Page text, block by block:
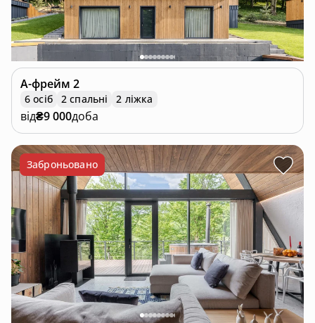
А-фрейм 2
6 осіб 2 спальні 2 ліжка
від₴9 000доба
Заброньовано